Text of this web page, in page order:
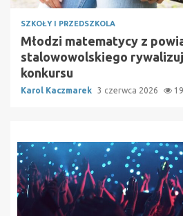
SZKOŁY I PRZEDSZKOLA
Młodzi matematycy z
stalowowolskiego
konkursu
Karol Kaczmarek 3 czerwca 2026